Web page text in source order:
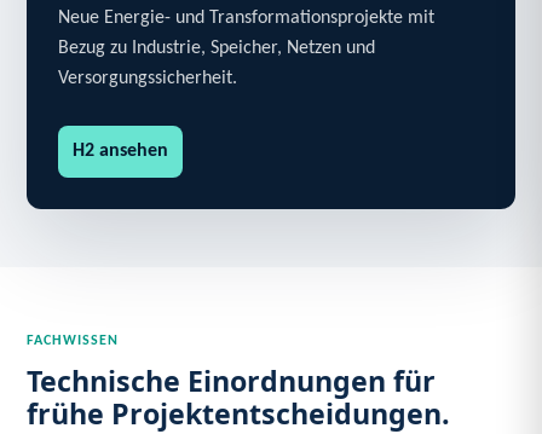
Neue Energie- und Transformationsprojekte mit
Bezug zu Industrie, Speicher, Netzen und
Versorgungssicherheit.
H2 ansehen
FACHWISSEN
Technische Einordnungen für
frühe Projektentscheidungen.